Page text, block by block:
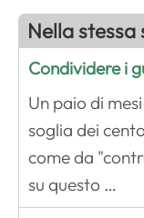
Nella stessa
Condividere i
Un paio di
soglia dei
come da
su questo …